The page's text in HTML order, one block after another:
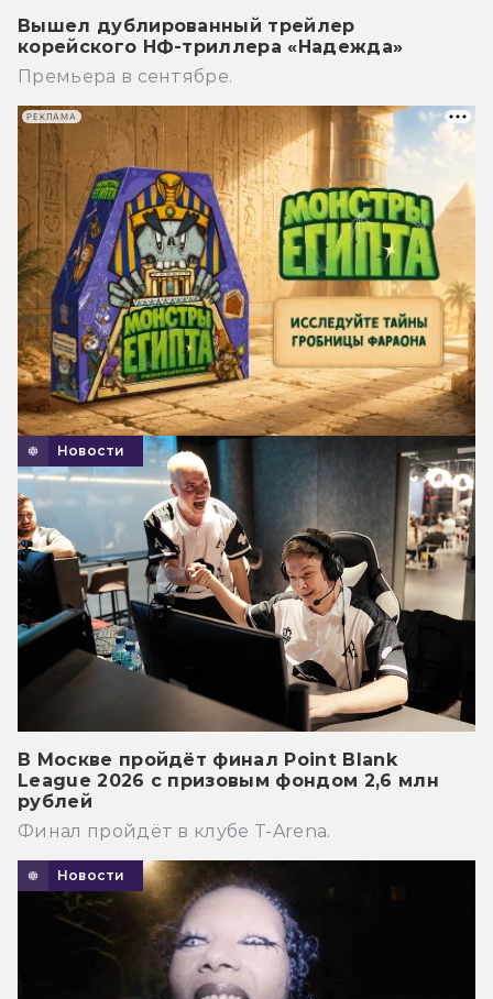
Вышел дублированный трейлер
корейского НФ-триллера «Надежда»
Премьера в сентябре.
Новости
В Москве пройдёт финал Point Blank
League 2026 с призовым фондом 2,6 млн
рублей
Финал пройдёт в клубе T-Arena.
Новости
РЕКЛАМА